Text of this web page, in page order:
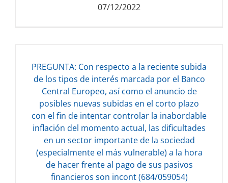
07/12/2022
Descarga del documento:
135.09 KB
PREGUNTA: Con respecto a la reciente subida
de los tipos de interés marcada por el Banco
Central Europeo, así como el anuncio de
posibles nuevas subidas en el corto plazo
con el fin de intentar controlar la inabordable
inflación del momento actual, las dificultades
en un sector importante de la sociedad
(especialmente el más vulnerable) a la hora
de hacer frente al pago de sus pasivos
financieros son incont (684/059054)